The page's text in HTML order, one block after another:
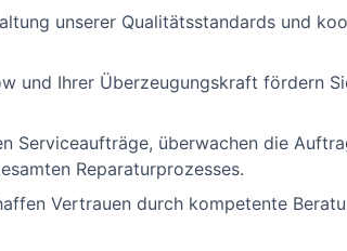
unserer Qualitätsstandards und
und Ihrer Überzeugungskraft fördern
Serviceaufträge, überwachen die
Reparaturprozesses.
Vertrauen durch kompetente